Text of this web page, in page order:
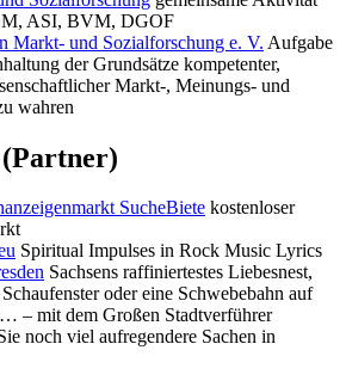
ASI, BVM, DGOF
Markt- und Sozialforschung e. V. Aufgabe
der Grundsätze kompetenter,
Markt-, Meinungs- und
wahren
SucheBiete kostenloser
Spiritual Impulses in Rock Music Lyrics
Sachsens raffiniertestes Liebesnest,
oder eine Schwebebahn auf
– mit dem Großen Stadtverführer
noch viel aufregendere Sachen in